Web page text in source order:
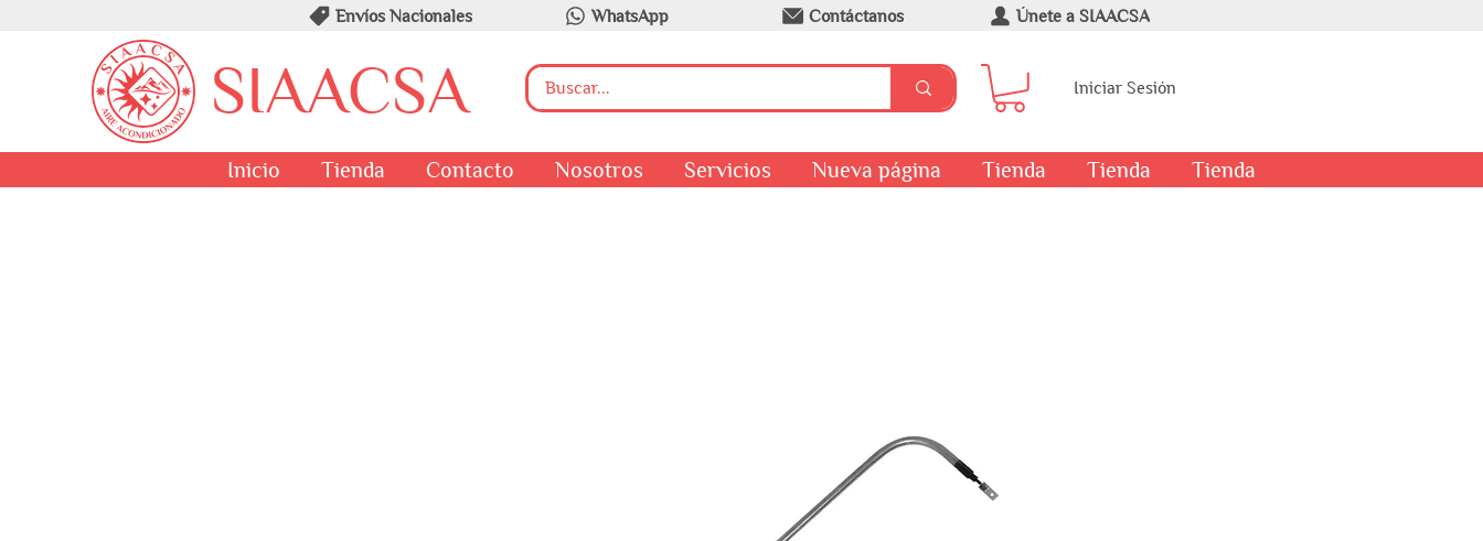
Envíos Nacionales WhatsApp Contáctanos Únete a SIAACSA
SIAACSA Iniciar Sesión
Inicio Tienda Contacto Nosotros Servicios Nueva página Tienda Tienda Tienda